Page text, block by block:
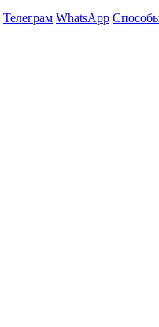
Телеграм WhatsApp